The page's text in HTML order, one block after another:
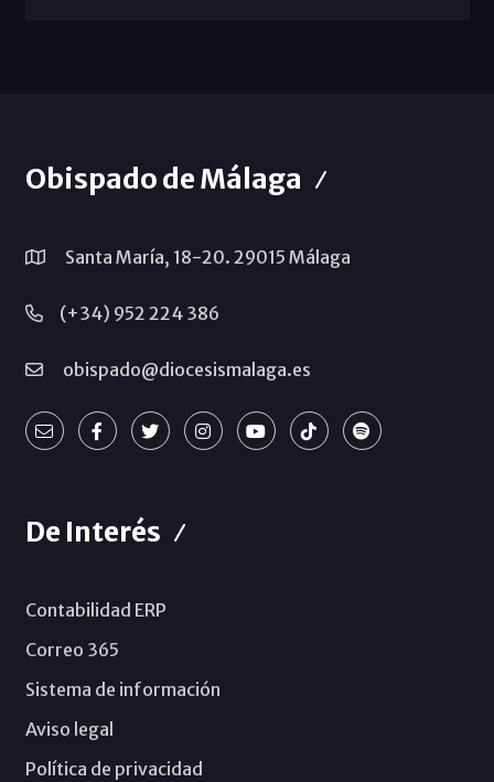
Obispado de Málaga
Santa María, 18-20. 29015 Málaga
(+34) 952 224 386
obispado@diocesismalaga.es
De Interés
Contabilidad ERP
Correo 365
Sistema de información
Aviso legal
Política de privacidad